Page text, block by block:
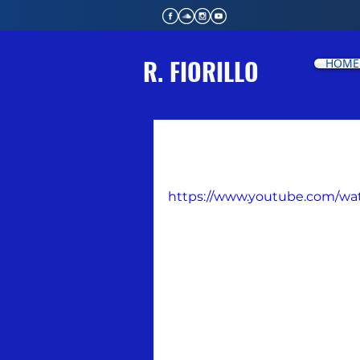
R. FIORILLO HOME
https://www.youtube.com/